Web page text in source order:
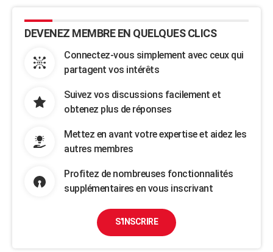
DEVENEZ MEMBRE EN QUELQUES CLICS
Connectez-vous simplement avec ceux qui
partagent vos intérêts
Suivez vos discussions facilement et
obtenez plus de réponses
Mettez en avant votre expertise et aidez les
autres membres
Profitez de nombreuses fonctionnalités
supplémentaires en vous inscrivant
S'INSCRIRE